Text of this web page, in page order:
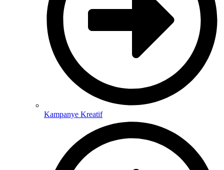
Kampanye Kreatif